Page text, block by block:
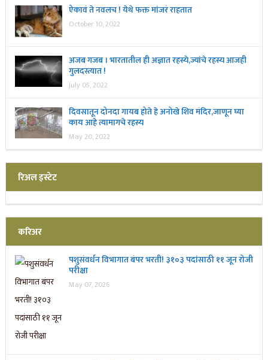
ऐकावं ते नवलच ! येथे फक्त मांजरं राहतात
October 10, 2022
अजब गजब । भारतातील ही अज्ञात रहस्ये,ज्यांचे रहस्य आजही
गुलदस्त्यात !
July 05, 2022
दिवसातून दोनदा गायब होते हे अनोखे शिव मंदिर,जाणून घ्या
काय आहे त्यामागचे रहस्य
May 20, 2022
रिअल इस्टेट
करिअर
पशुसंवर्धन विभागात बंपर भरती! ३१०३ पदांसाठी ११ जून रोजी
परीक्षा
May 07, 2026